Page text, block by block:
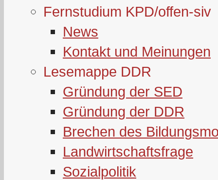
Fernstudium KPD/offen-siv
News
Kontakt und Meinungen
Lesemappe DDR
Gründung der SED
Gründung der DDR
Brechen des
Landwirtschaftsfrage
Sozialpolitik